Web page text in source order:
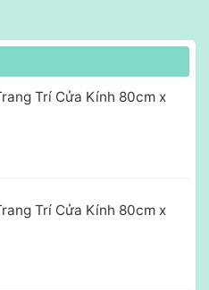
Trí Cửa Kính 80cm x
Trí Cửa Kính 80cm x